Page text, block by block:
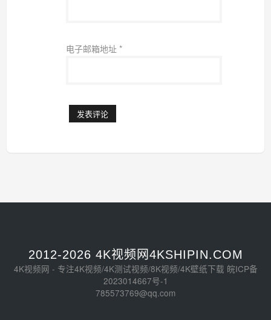
电子邮箱地址 *
2012-2026 4K视频网4KSHIPIN.COM
4K视频网 - 专注4K视频/4K测试视频/8K视频/4K壁纸下载 皖ICP备
2023014667号-1
785573769@qq.com